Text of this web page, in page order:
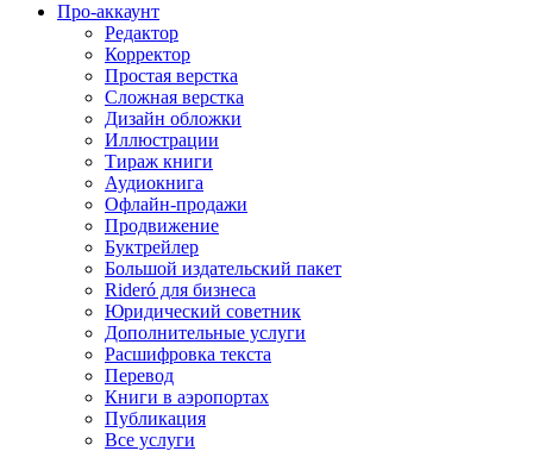
Про-аккаунт
Редактор
Корректор
Простая верстка
Сложная верстка
Дизайн обложки
Иллюстрации
Тираж книги
Аудиокнига
Офлайн-продажи
Продвижение
Буктрейлер
Большой издательский пакет
Rideró для бизнеса
Юридический советник
Дополнительные услуги
Расшифровка текста
Перевод
Книги в аэропортах
Публикация
Все услуги